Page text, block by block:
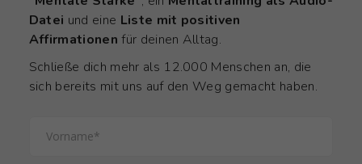
Datei und eine Liste mit positiven
Affirmationen für deinen Alltag.
Schließe dich mehr als 12.000 Menschen an, die
sich bereits mit uns auf den Weg gemacht haben.